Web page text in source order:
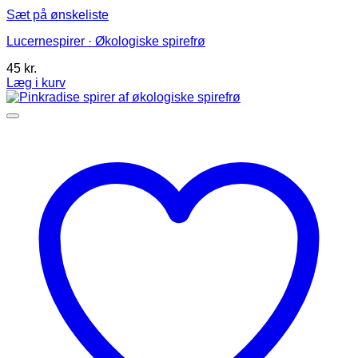
Sæt på ønskeliste
Lucernespirer · Økologiske spirefrø
45 kr.
Læg i kurv
Dette
vare
Mulighederne
varesiden